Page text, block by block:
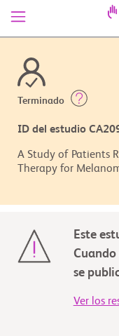
Terminado
ID del estudio
A Study of Patients
Therapy for
Este
Cuando
se
Ver los